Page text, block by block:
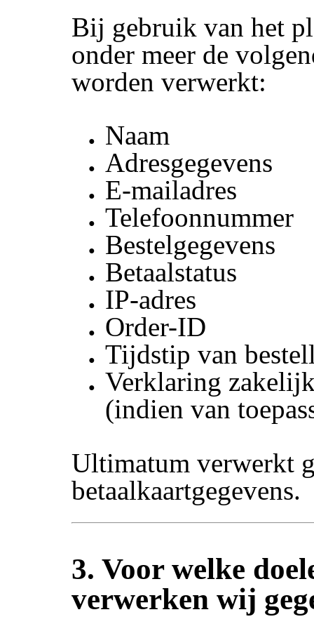
Bij gebruik van het
onder meer de
worden verwerkt:
Naam
Adresgegevens
E-mailadres
Telefoonnummer
Bestelgegevens
Betaalstatus
IP-adres
Order-ID
Tijdstip van
Verklaring
(indien van
Ultimatum verwerkt
betaalkaartgegevens.
3. Voor welke
verwerken wij